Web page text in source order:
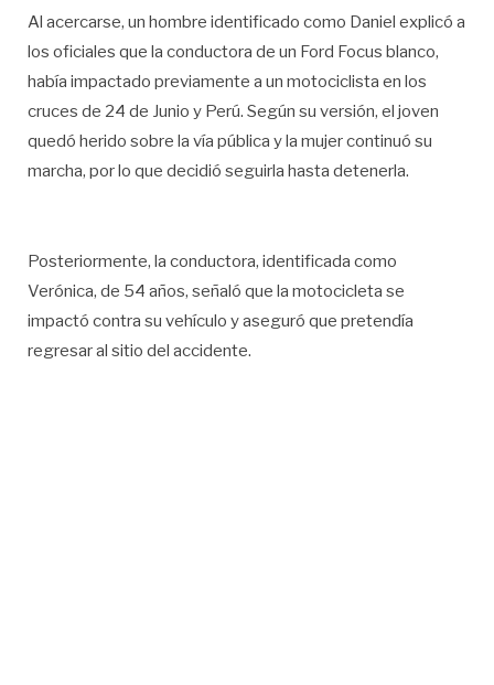
Al acercarse, un hombre identificado como Daniel explicó a
los oficiales que la conductora de un Ford Focus blanco,
había impactado previamente a un motociclista en los
cruces de 24 de Junio y Perú. Según su versión, el joven
quedó herido sobre la vía pública y la mujer continuó su
marcha, por lo que decidió seguirla hasta detenerla.
Posteriormente, la conductora, identificada como
Verónica, de 54 años, señaló que la motocicleta se
impactó contra su vehículo y aseguró que pretendía
regresar al sitio del accidente.